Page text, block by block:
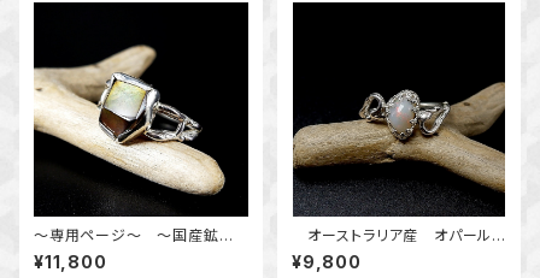
～専用ページ～ ～国産鉱物
～ レインボーガーネットのデ
ザインリング 10号 天然石ア
¥11,800
オーストラリア産 オパール
のリング 10～10.5号 ～灯
を飾る～ 天然石アクセサリ
¥9,800